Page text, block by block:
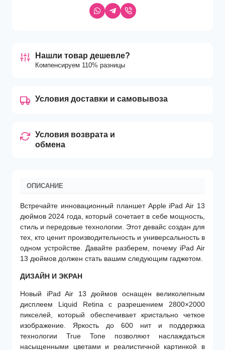
Нашли товар дешевле?
Компенсируем 110% разницы
Условия доставки и самовывоза
Условия возврата и
обмена
ОПИСАНИЕ
Встречайте инновационный планшет Apple iPad Air 13
дюймов 2024 года, который сочетает в себе мощность,
стиль и передовые технологии. Этот девайс создан для
тех, кто ценит производительность и универсальность в
одном устройстве. Давайте разберем, почему iPad Air
13 дюймов должен стать вашим следующим гаджетом.
ДИЗАЙН И ЭКРАН
Новый iPad Air 13 дюймов оснащен великолепным
дисплеем Liquid Retina с разрешением 2800×2000
пикселей, который обеспечивает кристально четкое
изображение. Яркость до 600 нит и поддержка
технологии True Tone позволяют наслаждаться
насыщенными цветами и реалистичной картинкой в